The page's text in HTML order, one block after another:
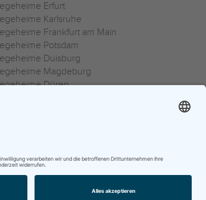
Erfurt
Karlsruhe
Frankfurt am Main
Potsdam
Duisburg
Magdeburg
Düren
0800 800 666 0